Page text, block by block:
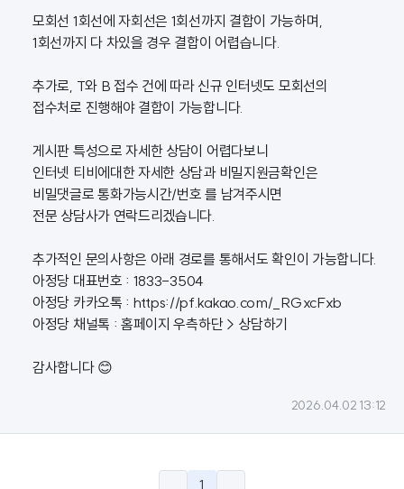
모회선 1회선에 자회선은 1회선까지 결합이 가능하며,
1회선까지 다 차있을 경우 결합이 어렵습니다.
추가로, T와 B 접수 건에 따라 신규 인터넷도 모회선의
접수처로 진행해야 결합이 가능합니다.
게시판 특성으로 자세한 상담이 어렵다보니
인터넷 티비에대한 자세한 상담과 비밀지원금확인은
비밀댓글로 통화가능시간/번호 를 남겨주시면
전문 상담사가 연락드리겠습니다.
추가적인 문의사항은 아래 경로를 통해서도 확인이 가능합니다.
아정당 대표번호 : 1833-3504
아정당 카카오톡 : https://pf.kakao.com/_RGxcFxb
아정당 채널톡 : 홈페이지 우측하단 > 상담하기
감사합니다 😊
2026.04.02 13:12
1